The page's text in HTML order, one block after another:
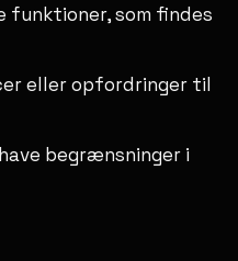
funktioner, som findes
eller opfordringer til
begrænsninger i